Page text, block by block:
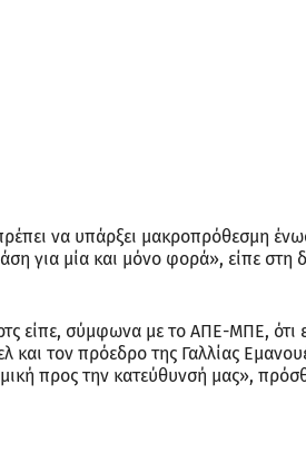
να υπάρξει μακροπρόθεσμη
για μία και μόνο φορά», είπε στη
είπε, σύμφωνα με το ΑΠΕ-ΜΠΕ, ότι
και τον πρόεδρο της Γαλλίας
προς την κατεύθυνσή μας»,